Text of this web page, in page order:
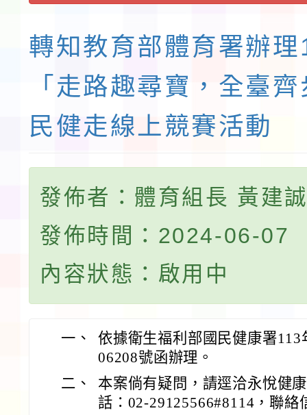
轉知教育部體育署辦
「走路趣尋寶，全臺
民健走線上競賽活動
發佈者：體育組長 黃建
發佈時間：2024-06-07
內容狀態：啟用中
一、
依據衛生福利部國民健康署
06208號函辦理。
二、
本案倘有疑問，請逕洽永悅健
話：02-29125566#8114，聯絡